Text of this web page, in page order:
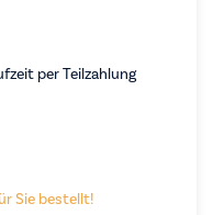
per Teilzahlung
Sie bestellt!